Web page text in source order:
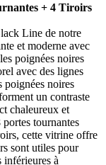
+ 4 Tiroirs
Line de notre
et moderne avec
poignées noires
avec des lignes
poignées noires
un contraste
chaleureux et
tournantes
cette vitrine offre
sont utiles pour
inférieures à